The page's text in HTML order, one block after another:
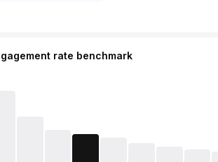
rate benchmark